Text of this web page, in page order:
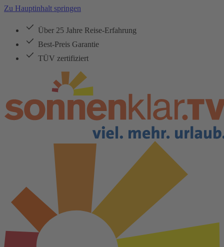
Zu Hauptinhalt springen
Über 25 Jahre Reise-Erfahrung
Best-Preis Garantie
TÜV zertifiziert